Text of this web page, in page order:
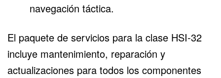
navegación táctica.
El paquete de servicios para la clase HSI-32
incluye mantenimiento, reparación y
actualizaciones para todos los componentes